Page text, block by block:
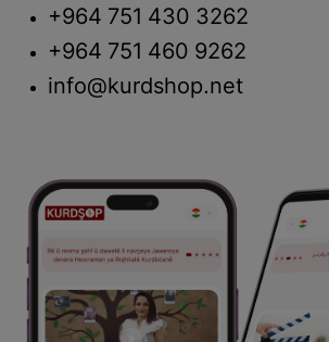
+964 751 430 3262
+964 751 460 9262
info@kurdshop.net